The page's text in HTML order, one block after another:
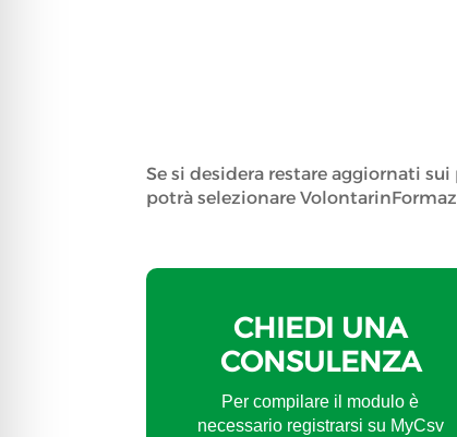
Se si desidera restare aggiornati
potrà selezionare
CHIEDI UNA
CONSULENZA
Per compilare il modulo è
necessario registrarsi su MyCsv